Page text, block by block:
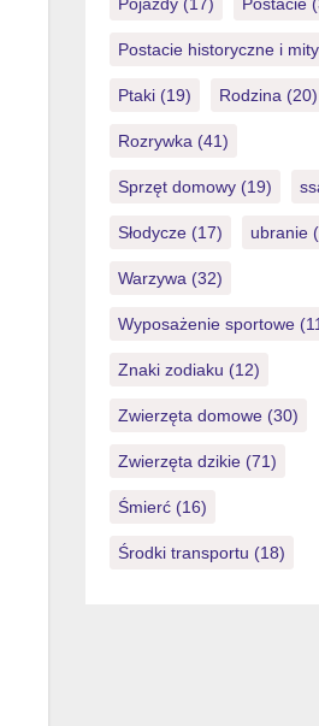
Pojazdy(17) Postacie
Postacie historyczne i
Ptaki(19) Rodzina(20)
Rozrywka(41)
Sprzęt domowy(19)
Słodycze(17) ubranie
Warzywa(32)
Wyposażenie sportowe
Znaki zodiaku (12)
Zwierzęta domowe(30)
Zwierzęta dzikie(71)
Śmierć(16)
Środki transportu (18)